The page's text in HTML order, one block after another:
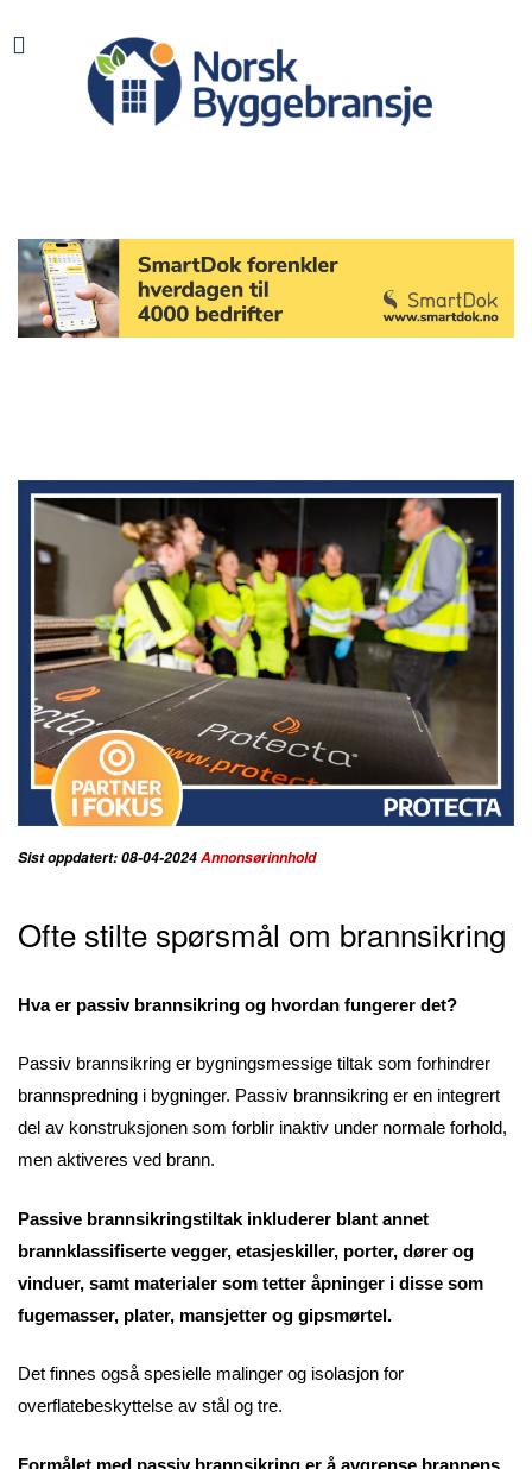
Sist oppdatert: 08-04-2024Annonsørinnhold
Ofte stilte spørsmål om brannsikring
Hva er passiv brannsikring og hvordan fungerer det?
Passiv brannsikring er bygningsmessige tiltak som forhindrer
brannspredning i bygninger. Passiv brannsikring er en integrert
del av konstruksjonen som forblir inaktiv under normale forhold,
men aktiveres ved brann.
Passive brannsikringstiltak inkluderer blant annet
brannklassifiserte vegger, etasjeskiller, porter, dører og
vinduer, samt materialer som tetter åpninger i disse som
fugemasser, plater, mansjetter og gipsmørtel.
Det finnes også spesielle malinger og isolasjon for
overflatebeskyttelse av stål og tre.
Formålet med passiv brannsikring er å avgrense brannens